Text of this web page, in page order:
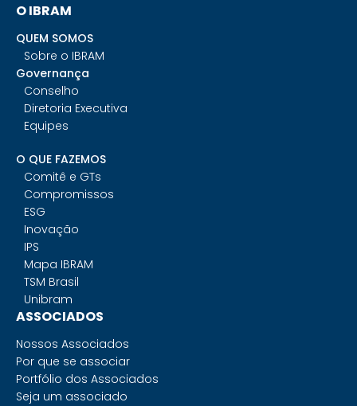
O IBRAM
QUEM SOMOS
Sobre o IBRAM
Governança
Conselho
Diretoria Executiva
Equipes
O QUE FAZEMOS
Comitê e GTs
Compromissos
ESG
Inovação
IPS
Mapa IBRAM
TSM Brasil
Unibram
ASSOCIADOS
Nossos Associados
Por que se associar
Portfólio dos Associados
Seja um associado